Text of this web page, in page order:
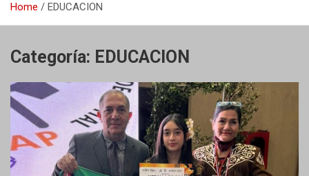
Home EDUCACION
Categoría: EDUCACION